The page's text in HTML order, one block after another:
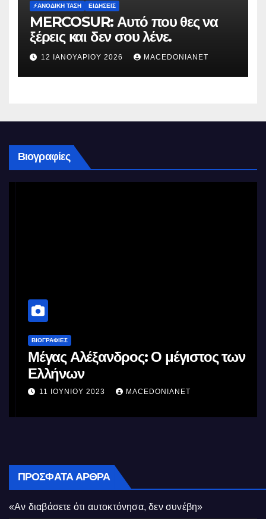
⚡️ΑΝΟΔΙΚΉ ΤΆΣΗ ΕΙΔΉΣΕΙΣ
MERCOSUR: Αυτό που θες να
ξέρεις και δεν σου λένε.
12 ΙΑΝΟΥΑΡΊΟΥ 2026 MACEDONIANET
Βιογραφίες
ΒΙΟΓΡΑΦΊΕΣ
Μέγας Αλέξανδρος: Ο μέγιστος των
Ελλήνων
11 ΙΟΥΝΊΟΥ 2023 MACEDONIANET
ΠΡΌΣΦΑΤΑ ΆΡΘΡΑ
«Αν διαβάσετε ότι αυτοκτόνησα, δεν συνέβη»